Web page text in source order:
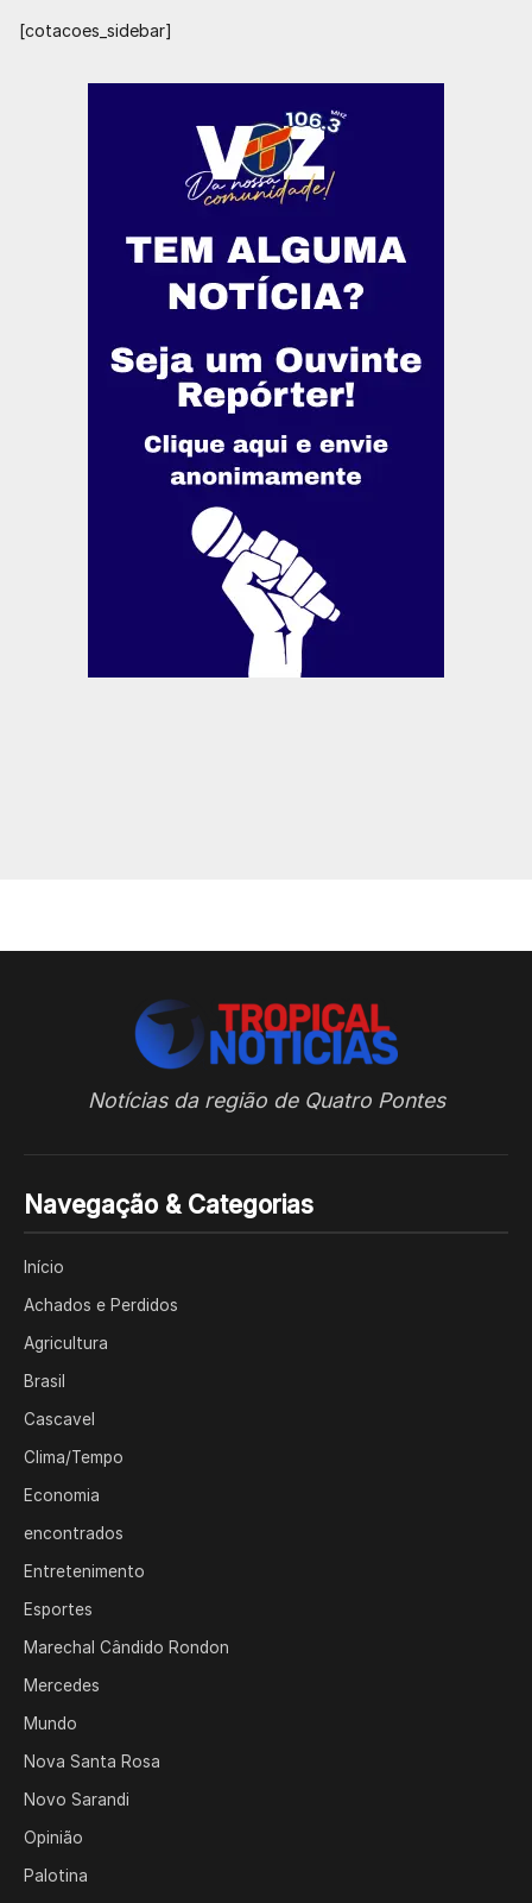
[cotacoes_sidebar]
Notícias da região de Quatro Pontes
Navegação & Categorias
Início
Achados e Perdidos
Agricultura
Brasil
Cascavel
Clima/Tempo
Economia
encontrados
Entretenimento
Esportes
Marechal Cândido Rondon
Mercedes
Mundo
Nova Santa Rosa
Novo Sarandi
Opinião
Palotina